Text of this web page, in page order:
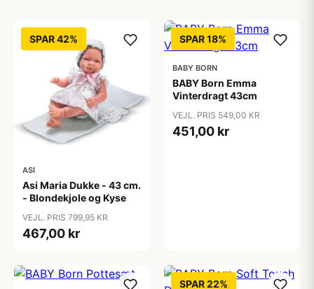
SPAR 42%
ASI
Asi Maria Dukke - 43 cm.
- Blondekjole og Kyse
VEJL. PRIS 799,95 KR
467,00 kr
SPAR 18%
BABY BORN
BABY Born Emma
Vinterdragt 43cm
VEJL. PRIS 549,00 KR
451,00 kr
SPAR 22%